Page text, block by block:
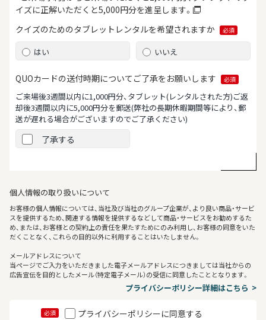
イズに正解いただくと5,000円分を進呈します。
クイズのためのタブレット レンタルを希望されますか 必須
はい いいえ
QUOカードの送付時期について ご了承をお願いします 必須
ご来場後3週間以内に1,000円分、タブレット(レンタルされた方)ご返
却後3週間以内に5,000円分を郵送(弊社の長期休暇期間等により、郵
送が遅れる場合がございますのでご了承ください)
了承する
個人情報の取り扱いについて
お客様の個人情報については、当社及び当社のグループ企業が、より良い商品・サービ
スを提供するため、関連する情報を提供するなどして商品・サービスをお勧めするた
め、または、お客様との契約上の責任を果たすためにのみ利用し、お客様の同意をいた
だくことなく、これらの目的以外に利用することはいたしません。
メールアドレスについて
当ページでご入力をいただきました電子メールアドレスにつきましては当社からの
広告宣伝を目的としたメール（特定電子メール）の受信に同意したこととなります。
プライバシーポリシー詳細はこちら
必須 プライバシーポリシーに同意する